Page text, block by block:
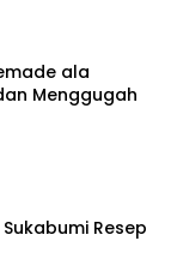
ala
Menggugah
Resep